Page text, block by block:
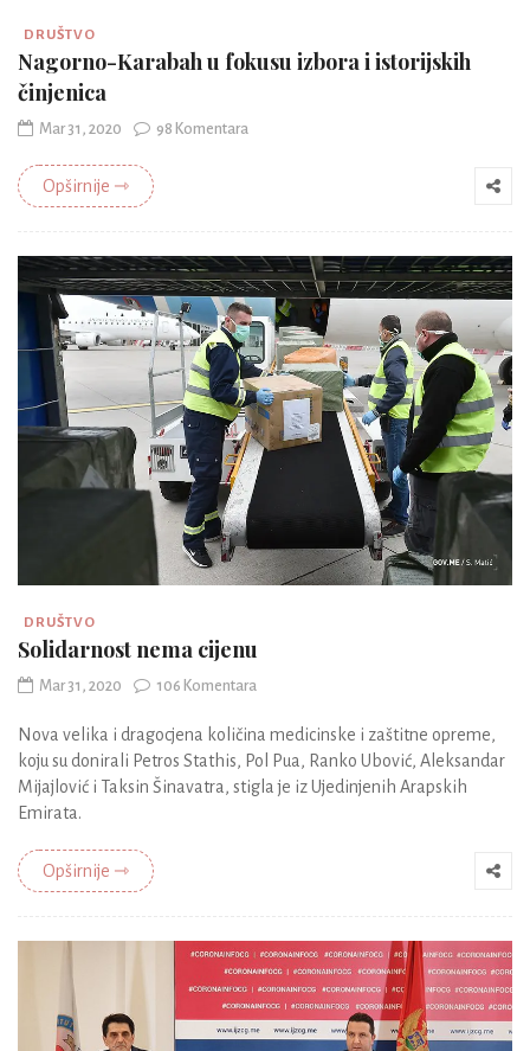
DRUŠTVO
Nagorno-Karabah u fokusu izbora i istorijskih
činjenica
Mar 31, 2020 98 Komentara
Opširnije ⇾
DRUŠTVO
Solidarnost nema cijenu
Mar 31, 2020 106 Komentara
Nova velika i dragocjena količina medicinske i zaštitne opreme,
koju su donirali Petros Stathis, Pol Pua, Ranko Ubović, Aleksandar
Mijajlović i Taksin Šinavatra, stigla je iz Ujedinjenih Arapskih
Emirata.
Opširnije ⇾